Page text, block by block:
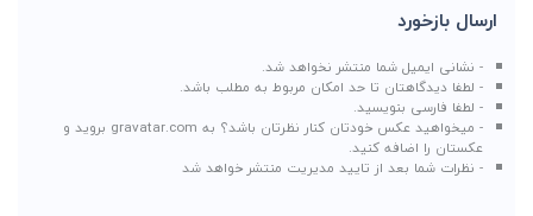
ارسال بازخورد
- نشانی ایمیل شما منتشر نخواهد شد.
- لطفا دیدگاهتان تا حد امکان مربوط به مطلب باشد.
- لطفا فارسی بنویسید.
- میخواهید عکس خودتان کنار نظرتان باشد؟ به gravatar.com بروید و
عکستان را اضافه کنید.
- نظرات شما بعد از تایید مدیریت منتشر خواهد شد